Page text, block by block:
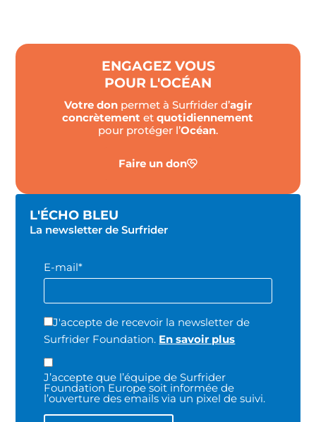
ENGAGEZ VOUS
POUR L'OCÉAN
Votre donpermet à Surfrider d’agir
concrètement etquotidiennement
pour protéger l’Océan.
Faire un don
L'ÉCHO BLEU
La newsletter de Surfrider
E-mail*
J'accepte de recevoir la newsletter de
Surfrider Foundation. En savoir plus
J’accepte que l’équipe de Surfrider
Foundation Europe soit informée de
l’ouverture des emails via un pixel de suivi.